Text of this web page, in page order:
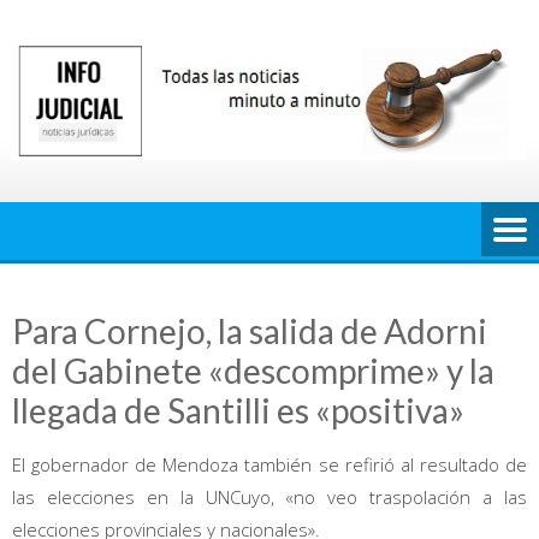
contenido
Para Cornejo, la salida de Adorni
del Gabinete «descomprime» y la
llegada de Santilli es «positiva»
El gobernador de Mendoza también se refirió al resultado de
las elecciones en la UNCuyo, «no veo traspolación a las
elecciones provinciales y nacionales».